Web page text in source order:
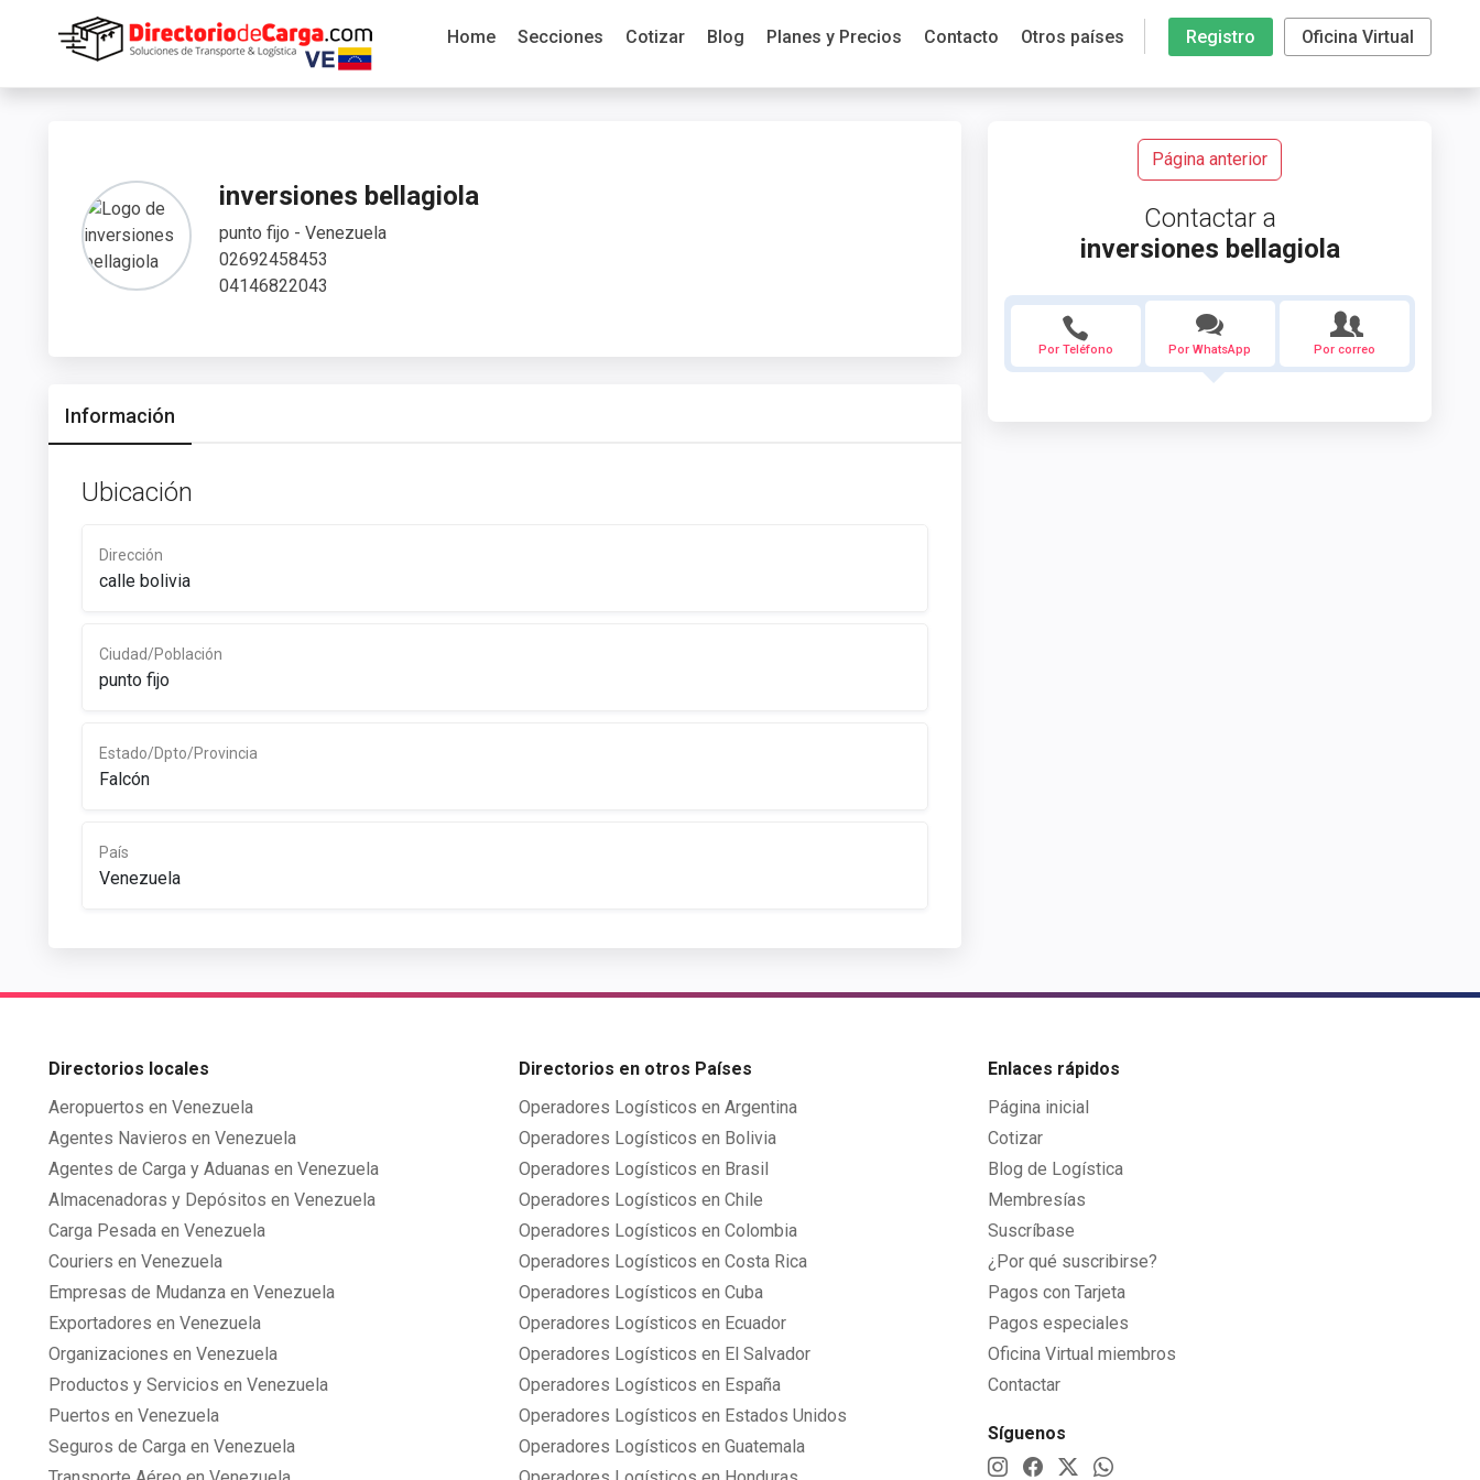
Registro Oficina Virtual
Home Secciones Cotizar Blog Planes y Precios Contacto Otros países
inversiones bellagiola
punto fijo - Venezuela
02692458453
04146822043
Información
Ubicación
Dirección
calle bolivia
Ciudad/Población
punto fijo
Estado/Dpto/Provincia
Falcón
País
Venezuela
Página anterior
Contactar a
inversiones bellagiola
Por Teléfono Por WhatsApp Por correo
Directorios locales
Aeropuertos en Venezuela
Agentes Navieros en Venezuela
Agentes de Carga y Aduanas en Venezuela
Almacenadoras y Depósitos en Venezuela
Carga Pesada en Venezuela
Couriers en Venezuela
Empresas de Mudanza en Venezuela
Exportadores en Venezuela
Organizaciones en Venezuela
Productos y Servicios en Venezuela
Puertos en Venezuela
Seguros de Carga en Venezuela
Directorios en otros Países
Operadores Logísticos en Argentina
Operadores Logísticos en Bolivia
Operadores Logísticos en Brasil
Operadores Logísticos en Chile
Operadores Logísticos en Colombia
Operadores Logísticos en Costa Rica
Operadores Logísticos en Cuba
Operadores Logísticos en Ecuador
Operadores Logísticos en El Salvador
Operadores Logísticos en España
Operadores Logísticos en Estados Unidos
Operadores Logísticos en Guatemala
Enlaces rápidos
Página inicial
Cotizar
Blog de Logística
Membresías
Suscríbase
¿Por qué suscribirse?
Pagos con Tarjeta
Pagos especiales
Oficina Virtual miembros
Contactar
Síguenos